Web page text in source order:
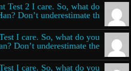
Test 2 I care. So, what do
Don’t underestimate th...
I care. So, what do you
Don’t underestimate the...
I care. So, what do you